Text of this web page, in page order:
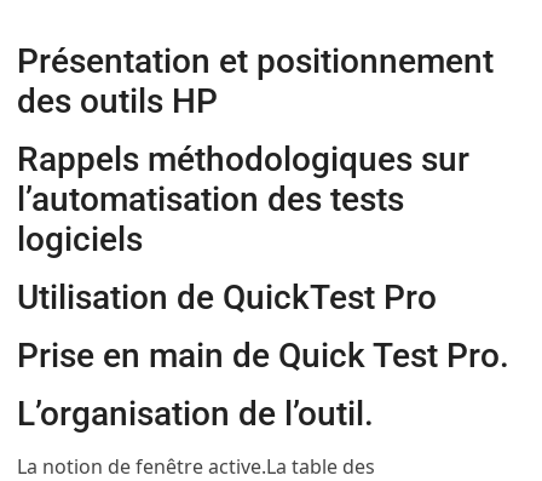
Présentation et positionnement
des outils HP
Rappels méthodologiques sur
l’automatisation des tests
logiciels
Utilisation de QuickTest Pro
Prise en main de Quick Test Pro.
L’organisation de l’outil.
La notion de fenêtre active.La table des